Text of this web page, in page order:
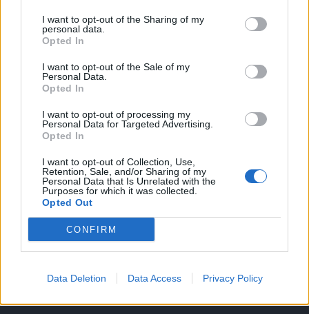
I want to opt-out of the Sharing of my
personal data.
Opted In
I want to opt-out of the Sale of my
Personal Data.
Opted In
I want to opt-out of processing my
Personal Data for Targeted Advertising.
Opted In
I want to opt-out of Collection, Use,
Retention, Sale, and/or Sharing of my
Personal Data that Is Unrelated with the
Purposes for which it was collected.
Opted Out
CONFIRM
Data Deletion Data Access Privacy Policy
NOVINKY
Obděnice vzpomínaly na filmovou legendu
6. 8. 2026
podmínky. Horší voda je jen...
4. 8. 2026